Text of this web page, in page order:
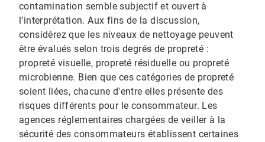
contamination semble subjectif et ouvert à
l’interprétation. Aux fins de la discussion,
considérez que les niveaux de nettoyage peuvent
être évalués selon trois degrés de propreté :
propreté visuelle, propreté résiduelle ou propreté
microbienne. ​​​​​​​Bien que ces catégories de propreté
soient liées, chacune d'entre elles présente des
risques différents pour le consommateur. Les
agences réglementaires chargées de veiller à la
sécurité des consommateurs établissent certaines